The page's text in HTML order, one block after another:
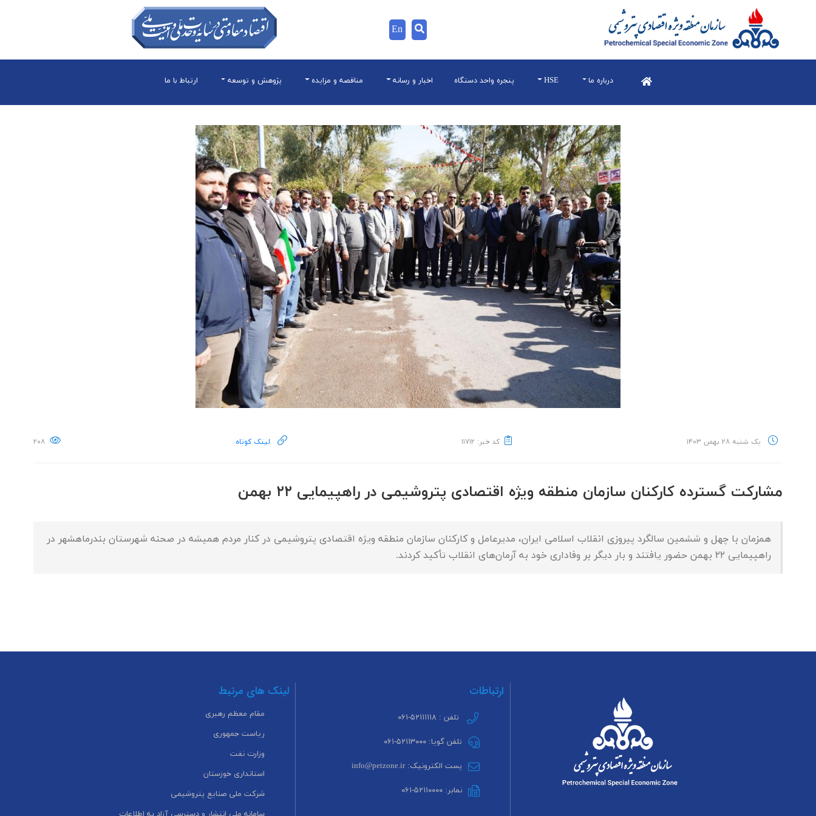
En
درباره ما HSE پنجره واحد دستگاه اخبار و رسانه مناقصه و مزایده پژوهش و توسعه ارتباط با ما
یک شنبه ۲۸ بهمن ۱۴۰۳ کد خبر: ۱۱۷۱۲ لینک کوتاه ۲۰۸
مشارکت گسترده کارکنان سازمان منطقه ویژه اقتصادی پتروشیمی در راهپیمایی ۲۲ بهمن
همزمان با چهل و ششمین سالگرد پیروزی انقلاب اسلامی ایران، مدیرعامل و کارکنان سازمان منطقه ویژه اقتصادی پتروشیمی در کنار مردم همیشه در صحنه شهرستان بندرماهشهر در
راهپیمایی ۲۲ بهمن حضور یافتند و بار دیگر بر وفاداری خود به آرمان‌های انقلاب تأکید کردند.
ارتباطات
تلفن : ۵۲۱۱۱۱۱۸-۰۶۱
تلفن گویا: ۵۲۱۱۳۰۰۰-۰۶۱
پست الکترونیک: info@petzone.ir
نمابر: ۵۲۱۱۰۰۰۰-۰۶۱
لینک های مرتبط
مقام معظم رهبری
ریاست جمهوری
وزارت نفت
استانداری خوزستان
شرکت ملی صنایع پتروشیمی